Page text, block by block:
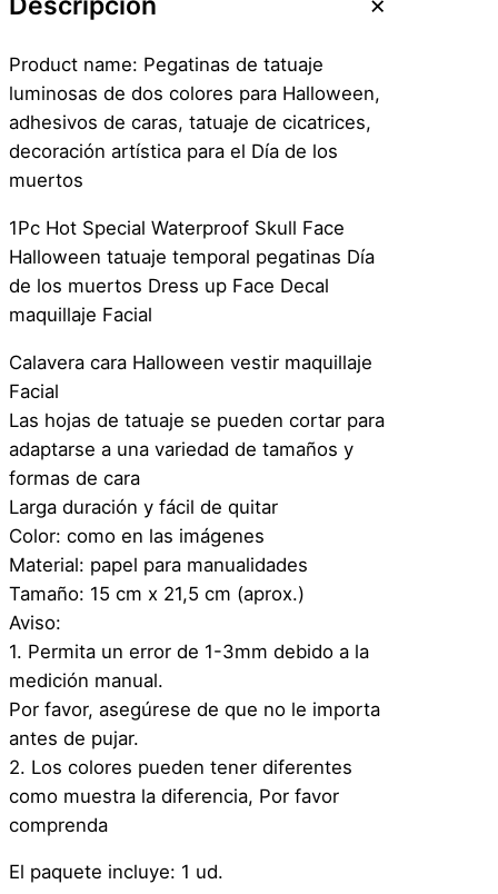
C
t
r
i
n
a
–
F
l
u
r
e
c
e
n
t
e
–
D
i
a
m
a
n
t
e
-
d
Product name: Pegatinas de tatuaje
luminosas de dos colores para Halloween,
adhesivos de caras, tatuaje de cicatrices,
decoración artística para el Día de los
muertos
1Pc Hot Special Waterproof Skull Face
Halloween tatuaje temporal pegatinas Día
de los muertos Dress up Face Decal
maquillaje Facial
Calavera cara Halloween vestir maquillaje
Facial
Las hojas de tatuaje se pueden cortar para
adaptarse a una variedad de tamaños y
formas de cara
Larga duración y fácil de quitar
Color: como en las imágenes
Material: papel para manualidades
Tamaño: 15 cm x 21,5 cm (aprox.)
Aviso:
1. Permita un error de 1-3mm debido a la
medición manual.
Por favor, asegúrese de que no le importa
antes de pujar.
2. Los colores pueden tener diferentes
como muestra la diferencia, Por favor
comprenda
El paquete incluye: 1 ud.